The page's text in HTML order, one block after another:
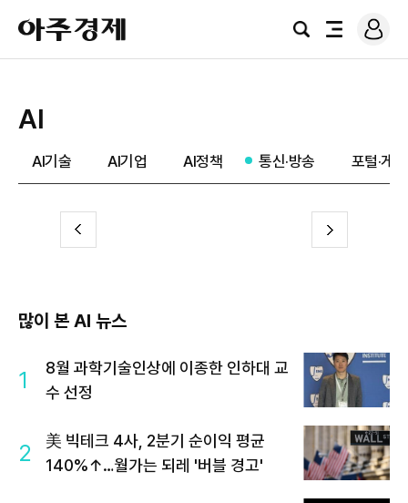
아
주
경
검
전
로
그
AI
AI기술 AI기업 AI정책 통신·방송 포털·게임
이
다
많이 본 AI 뉴스
1
8월 과학기술인상에 이종한 인하대 교
수 선정
2
美 빅테크 4사, 2분기 순이익 평균
140%↑…월가는 되레 '버블 경고'